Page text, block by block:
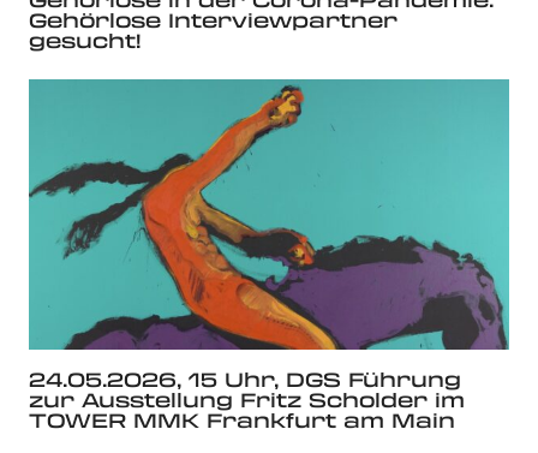
Gehörlose Interviewpartner
gesucht!
24.05.2026, 15 Uhr, DGS Führung
zur Ausstellung Fritz Scholder im
TOWER MMK Frankfurt am Main